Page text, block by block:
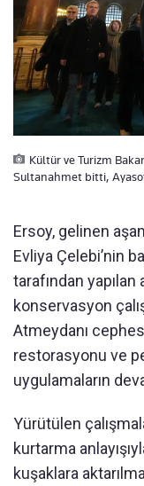
Kültür ve Turizm
Sultanahmet bitti,
Ersoy, gelinen
Evliya Çelebi’nin
tarafından
konservasyon
Atmeydanı
restorasyonu ve
uygulamaların
Yürütülen
kurtarma
kuşaklara